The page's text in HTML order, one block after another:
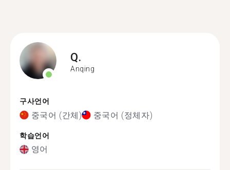
Q.
Anqing
구사언어
중국어 (간체) 중국어 (정체자)
학습언어
영어